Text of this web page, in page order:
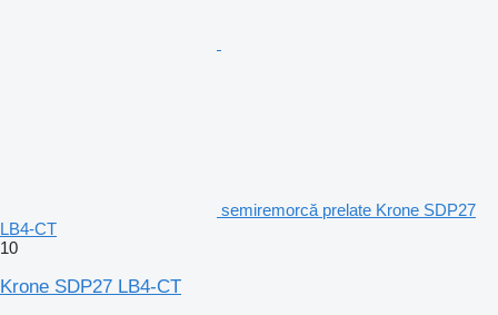
semiremorcă prelate Krone SDP27
LB4-CT
10
Krone SDP27 LB4-CT